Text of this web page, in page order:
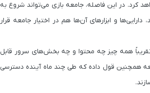
کرد. در این فاصله، جامعه بازی می‌تواند شروع به
و ابزارهای آن‌ها هم در اختیار جامعه قرار
همه چیز چه محتوا و چه بخش‌های سرور قابل
همچنین قول داده که طی چند ماه آینده دسترسی